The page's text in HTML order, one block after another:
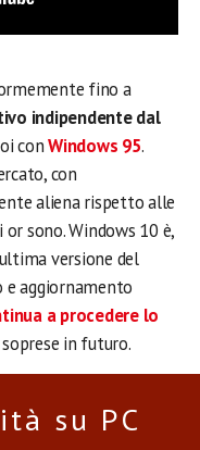
fino a
indipendente dal
conWindows 95.
con
aliena rispetto alle
sono. Windows 10 è,
versione del
e aggiornamento
a procedere lo
in futuro.
su PC